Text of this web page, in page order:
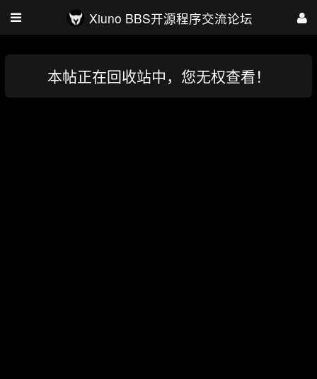
Xiuno BBS开源程序交流论坛
本帖正在回收站中，您无权查看！